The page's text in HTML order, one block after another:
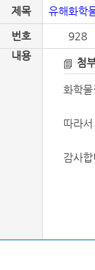
제목 유해화학
번호 928
내용
첨
화학
따라
감사합